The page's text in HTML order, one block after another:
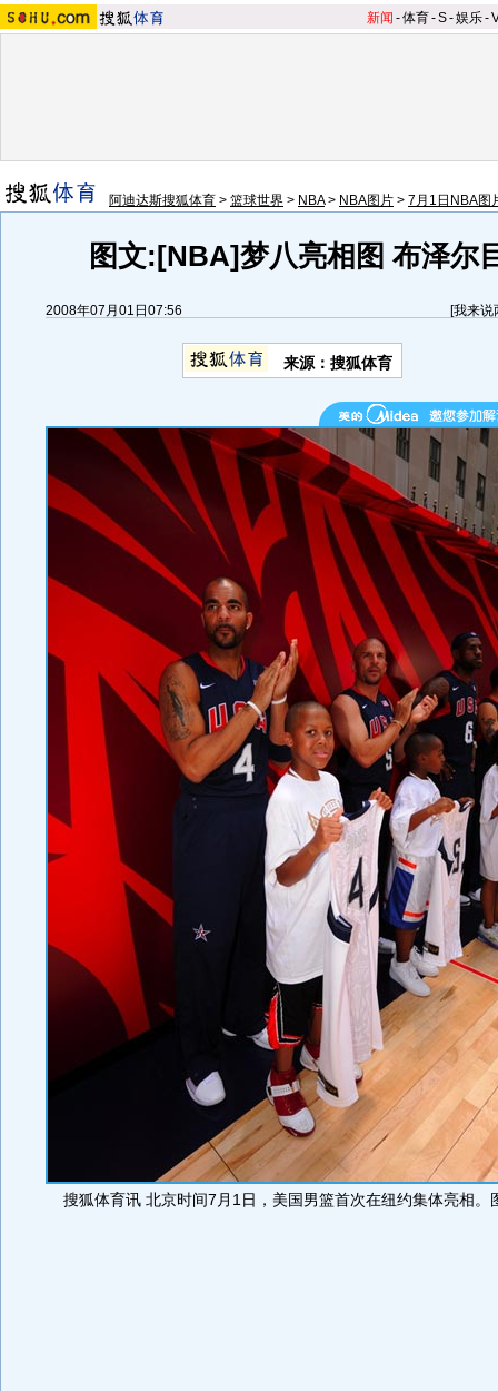
新闻 -体育-S-娱乐-
阿迪达斯搜狐体育 > 篮球世界 > NBA> NBA图片 > 7月1日NBA图
图文:[NBA]梦八亮相图 布泽尔
2008年07月01日07:56 [我来说
来源：搜狐体育
搜狐体育讯 北京时间7月1日，美国男篮首次在纽约集体亮相。